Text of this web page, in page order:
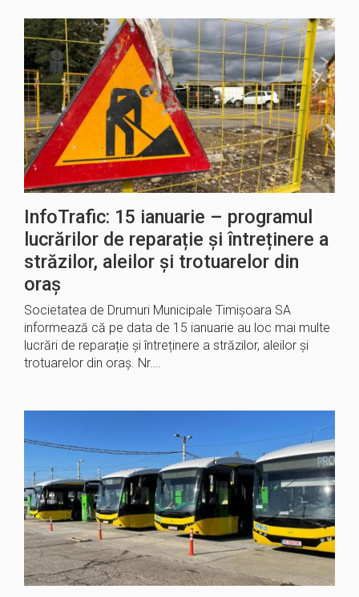
InfoTrafic: 15 ianuarie – programul
lucrărilor de reparație și întreținere a
străzilor, aleilor și trotuarelor din
oraș
Societatea de Drumuri Municipale Timișoara SA
informează că pe data de 15 ianuarie au loc mai multe
lucrări de reparație și întreținere a străzilor, aleilor și
trotuarelor din oraș. Nr….